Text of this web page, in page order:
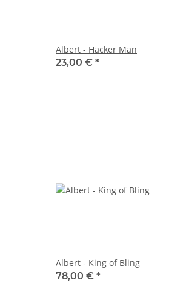
Albert - Hacker Man
23,00 € *
Albert - King of Bling
78,00 € *